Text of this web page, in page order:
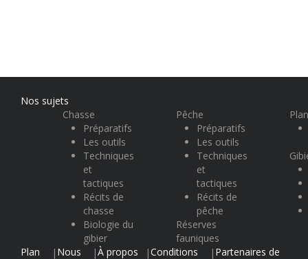
Nos sujets
Chasse
Préparatifs
Les outils
Techniques
et
tactiques
Récits de
chasse
Biologie du
gibier
Pêche
Préparatifs
Les outils
Techniques
et
tactiques
Récits de
pêche
Réserves
fauniques
Plan
| Nous
|À propos
|Conditions
| Partenaires de